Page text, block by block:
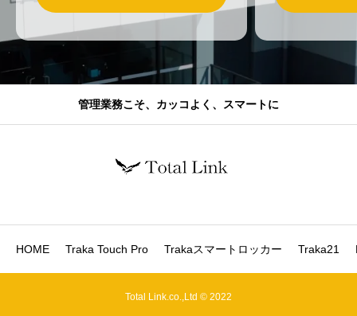
管理業務こそ、カッコよく、スマートに
HOME Traka Touch Pro Trakaスマートロッカー Traka21
Total Link.co.,Ltd © 2022